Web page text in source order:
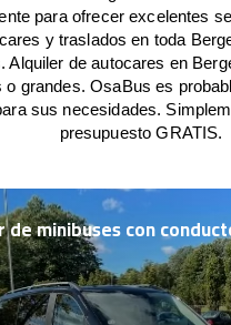
para ofrecer excelentes
y traslados en toda
Alquiler de autocares en
o grandes. OsaBus es
sus necesidades.
presupuesto GRATIS.
de minibuses con